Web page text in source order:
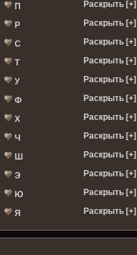
П Раскрыть [+]
Р Раскрыть [+]
С Раскрыть [+]
Т Раскрыть [+]
У Раскрыть [+]
Ф Раскрыть [+]
Х Раскрыть [+]
Ч Раскрыть [+]
Ш Раскрыть [+]
Э Раскрыть [+]
Ю Раскрыть [+]
Я Раскрыть [+]